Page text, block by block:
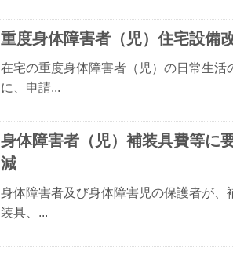
重度身体障害者（児）住宅設備
在宅の重度身体障害者（児）の日常生
に、申請...
身体障害者（児）補装具費等に
減
身体障害者及び身体障害児の保護者が
装具、...